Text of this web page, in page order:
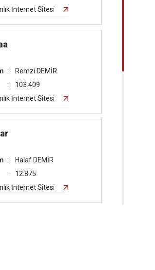
İnternet Sitesi
Remzi DEMİR
103.409
İnternet Sitesi
Halaf DEMİR
12.875
İnternet Sitesi